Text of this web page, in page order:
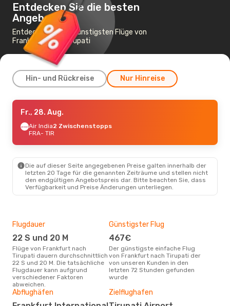
Entdecken Sie die besten
Angebote
Entdecken Sie die günstigsten Flüge von
Frankfurt nach Tirupati
Hin- und Rückreise Nur Hinreise
Fr., 28. Aug.
Air India1 Zwischenstopp
FRA- TIR
2 Zwischenstopps
Fr., 28. Aug.
Air India2 Zwischenstopps
FRA- TIR
Die auf dieser Seite angegebenen Preise galten innerhalb der
letzten 20 Tage für die genannten Zeiträume und stellen nicht
den endgültigen Angebotspreis dar. Bitte beachten Sie, dass
Verfügbarkeit und Preise Änderungen unterliegen.
Flugdauer
22 S und 20 M
Flüge von Frankfurt nach
Tirupati dauern durchschnittlich
22 S und 20 M. Die tatsächliche
Flugdauer kann aufgrund
verschiedener Faktoren
abweichen.
Günstigster Flug
467€
Der günstigste einfache Flug
von Frankfurt nach Tirupati der
von unseren Kunden in den
letzten 72 Stunden gefunden
wurde
Abflughäfen Zielflughafen